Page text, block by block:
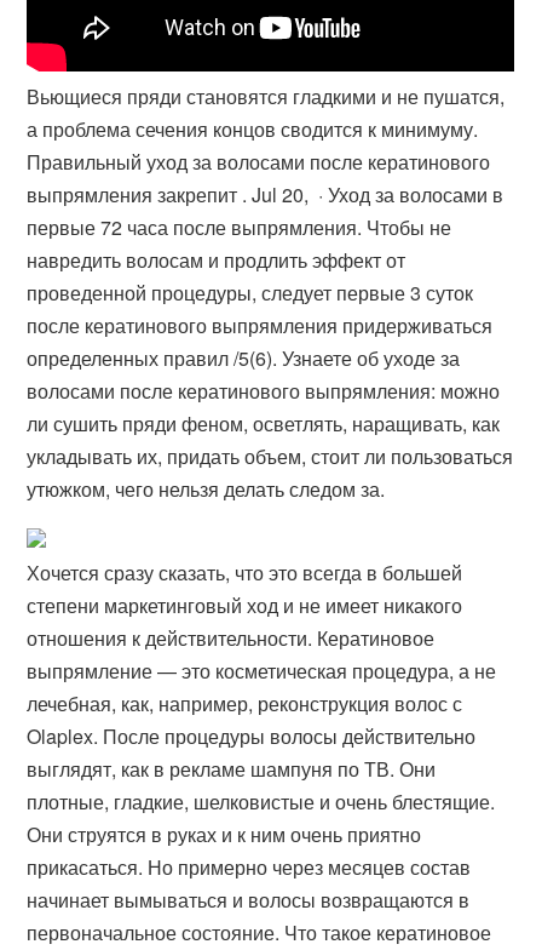
Вьющиеся пряди становятся гладкими и не пушатся,
а проблема сечения концов сводится к минимуму.
Правильный уход за волосами после кератинового
выпрямления закрепит . Jul 20, · Уход за волосами в
первые 72 часа после выпрямления. Чтобы не
навредить волосам и продлить эффект от
проведенной процедуры, следует первые 3 суток
после кератинового выпрямления придерживаться
определенных правил /5(6). Узнаете об уходе за
волосами после кератинового выпрямления: можно
ли сушить пряди феном, осветлять, наращивать, как
укладывать их, придать объем, стоит ли пользоваться
утюжком, чего нельзя делать следом за.
Хочется сразу сказать, что это всегда в большей
степени маркетинговый ход и не имеет никакого
отношения к действительности. Кератиновое
выпрямление — это косметическая процедура, а не
лечебная, как, например, реконструкция волос с
Olaplex. После процедуры волосы действительно
выглядят, как в рекламе шампуня по ТВ. Они
плотные, гладкие, шелковистые и очень блестящие.
Они струятся в руках и к ним очень приятно
прикасаться. Но примерно через месяцев состав
начинает вымываться и волосы возвращаются в
первоначальное состояние. Что такое кератиновое